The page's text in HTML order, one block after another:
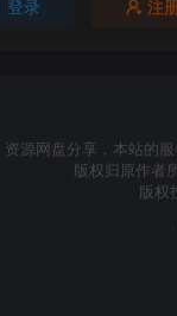
登录 注
资源网盘分享，本站的
版权归原作者
版权